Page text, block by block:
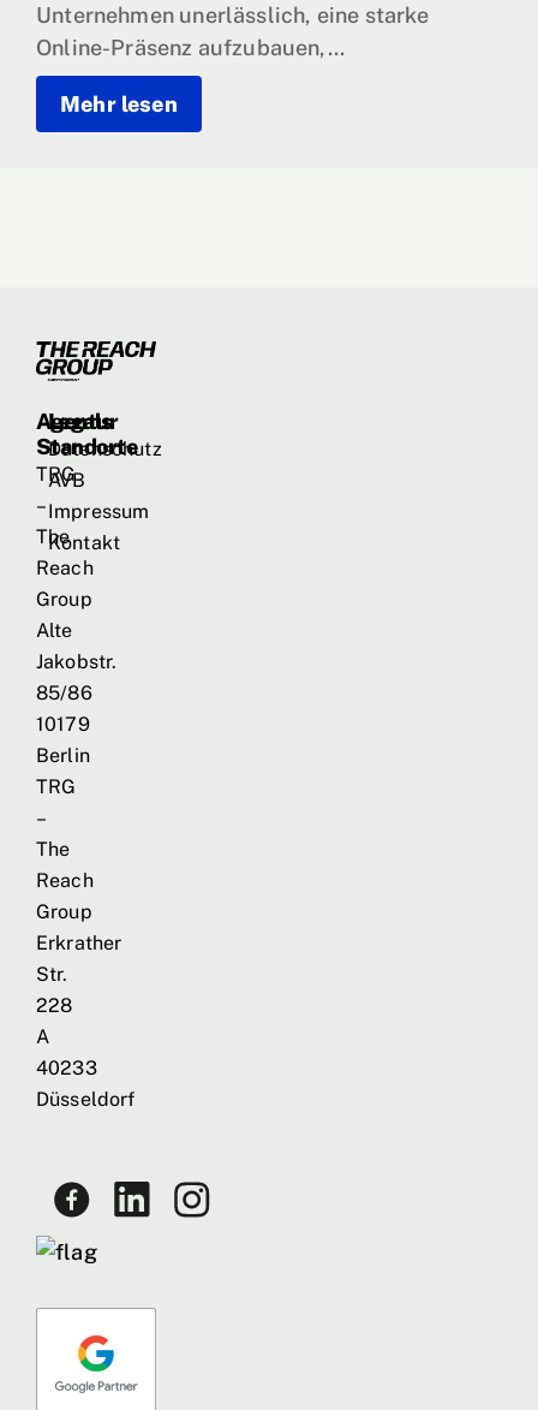
Unternehmen unerlässlich, eine starke
Online-Präsenz aufzubauen,...
Mehr lesen
Agentur
Standorte
TRG
–
The
Reach
Group
Alte
Jakobstr.
85/86
10179
Berlin
TRG
–
The
Reach
Group
Erkrather
Str.
228
A
40233
Düsseldorf
Legals
Datenschutz
AVB
Impressum
Kontakt